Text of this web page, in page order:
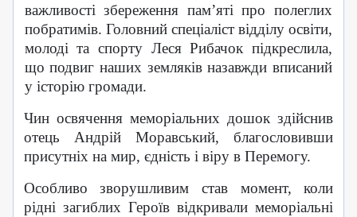
важливості збереження пам’яті про полеглих
побратимів. Головний спеціаліст відділу освіти,
молоді та спорту Леся Рибачок підкреслила,
що подвиг наших земляків назавжди вписаний
у історію громади.
Чин освячення меморіальних дошок здійснив
отець Андрій Моравський, благословивши
присутніх на мир, єдність і віру в Перемогу.
Особливо зворушливим став момент, коли
рідні загиблих Героїв відкривали меморіальні